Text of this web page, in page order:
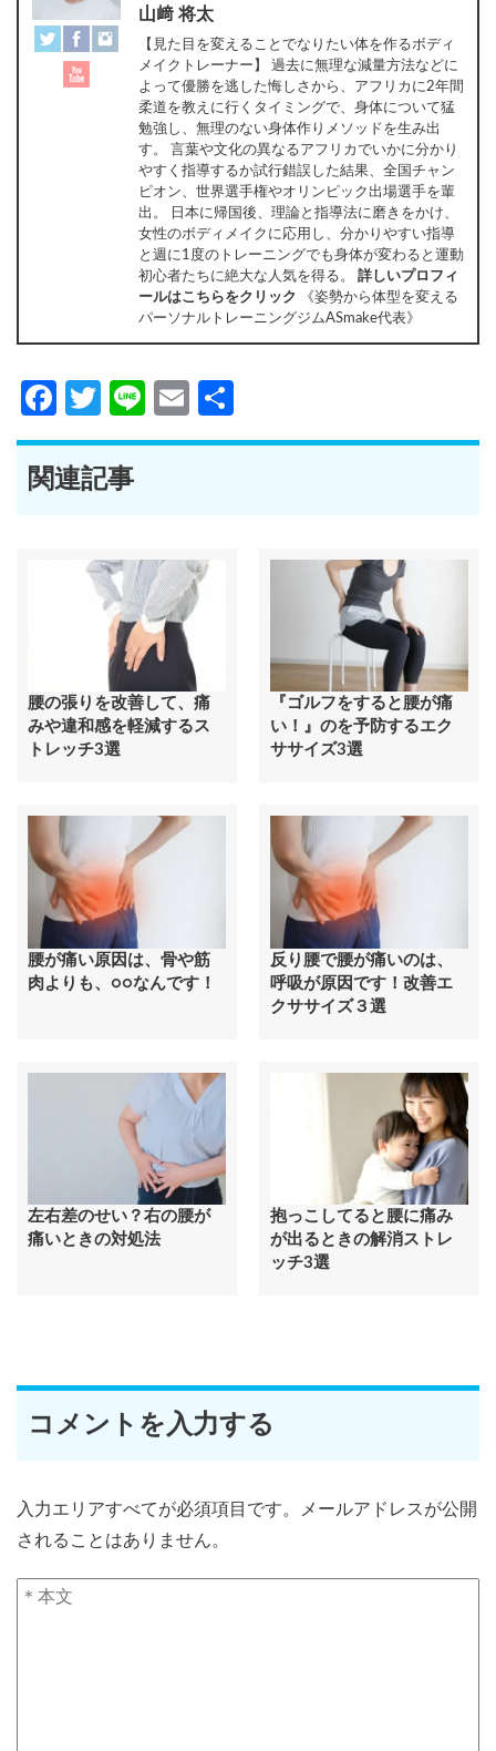
山﨑 将太
【見た目を変えることでなりたい体を作るボディ
メイクトレーナー】 過去に無理な減量方法などに
よって優勝を逃した悔しさから、アフリカに2年間
柔道を教えに行くタイミングで、身体について猛
勉強し、無理のない身体作りメソッドを生み出
す。 言葉や文化の異なるアフリカでいかに分かり
やすく指導するか試行錯誤した結果、全国チャン
ピオン、世界選手権やオリンピック出場選手を輩
出。 日本に帰国後、理論と指導法に磨きをかけ、
女性のボディメイクに応用し、分かりやすい指導
と週に1度のトレーニングでも身体が変わると運動
初心者たちに絶大な人気を得る。 詳しいプロフィ
ールはこちらをクリック 《姿勢から体型を変える
パーソナルトレーニングジムASmake代表》
Facebook
Twitter
LineEmail
有
関連記事
腰の張りを改善して、痛
みや違和感を軽減するス
トレッチ3選
『ゴルフをすると腰が痛
い！』のを予防するエク
ササイズ3選
腰が痛い原因は、骨や筋
肉よりも、○○なんです！
反り腰で腰が痛いのは、
呼吸が原因です！改善エ
クササイズ３選
左右差のせい？右の腰が
痛いときの対処法
抱っこしてると腰に痛み
が出るときの解消ストレ
ッチ3選
コメントを入力する
入力エリアすべてが必須項目です。メールアドレスが公開
されることはありません。